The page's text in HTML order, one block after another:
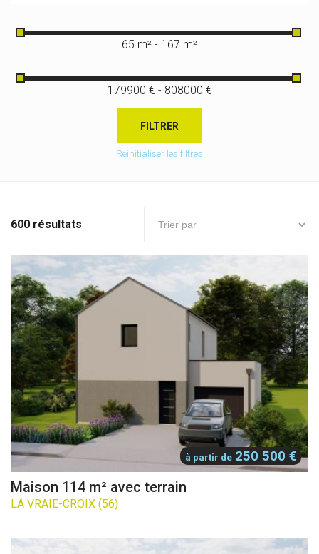
65 m² - 167 m²
179900 € - 808000 €
FILTRER
Réinitialiser les filtres
600 résultats
à partir de 250 500 €
Maison 114 m² avec terrain
LA VRAIE-CROIX (56)